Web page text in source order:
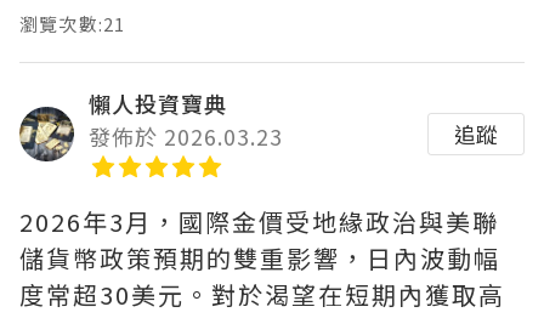
瀏覽次數:21
懶人投資寶典
發佈於 2026.03.23
追蹤
2026年3月，國際金價受地緣政治與美聯
儲貨幣政策預期的雙重影響，日內波動幅
度常超30美元。對於渴望在短期內獲取高